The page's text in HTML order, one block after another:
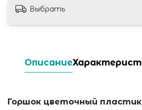
Выбрать
Описание
Горшок цветочный